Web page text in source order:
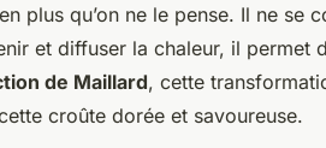
plus qu’on ne le pense. Il ne se
et diffuser la chaleur, il permet
de Maillard, cette
croûte dorée et savoureuse.